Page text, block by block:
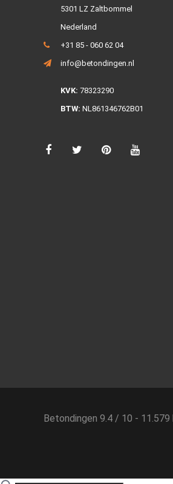
5301 LZ Zaltbommel
Nederland
+31 85 - 060 62 04
info@betondingen.nl
KVK: 78323290
BTW: NL861346762B01
Betondingen 9.4 / 10 - 11.579